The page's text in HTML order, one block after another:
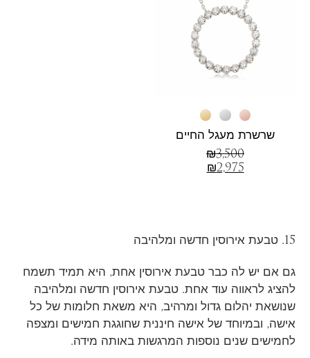
שרשרת מעגל החיים
₪3,500
₪2,975
15. טבעת אירוסין חדשה ומלהיבה
גם אם יש לה כבר טבעת אירוסין אחת, היא תמיד תשמח
להציג לראווה עוד אחת. טבעת אירוסין חדשה ומלהיבה
שנושאת יהלום גדול ומרהיב, היא משאת חלומות של כל
אישה, ובמיוחד של אישה חיננית שחוגגת חמישים ומצפה
לחמישים שנים נוספות המרגשות באותה מידה.